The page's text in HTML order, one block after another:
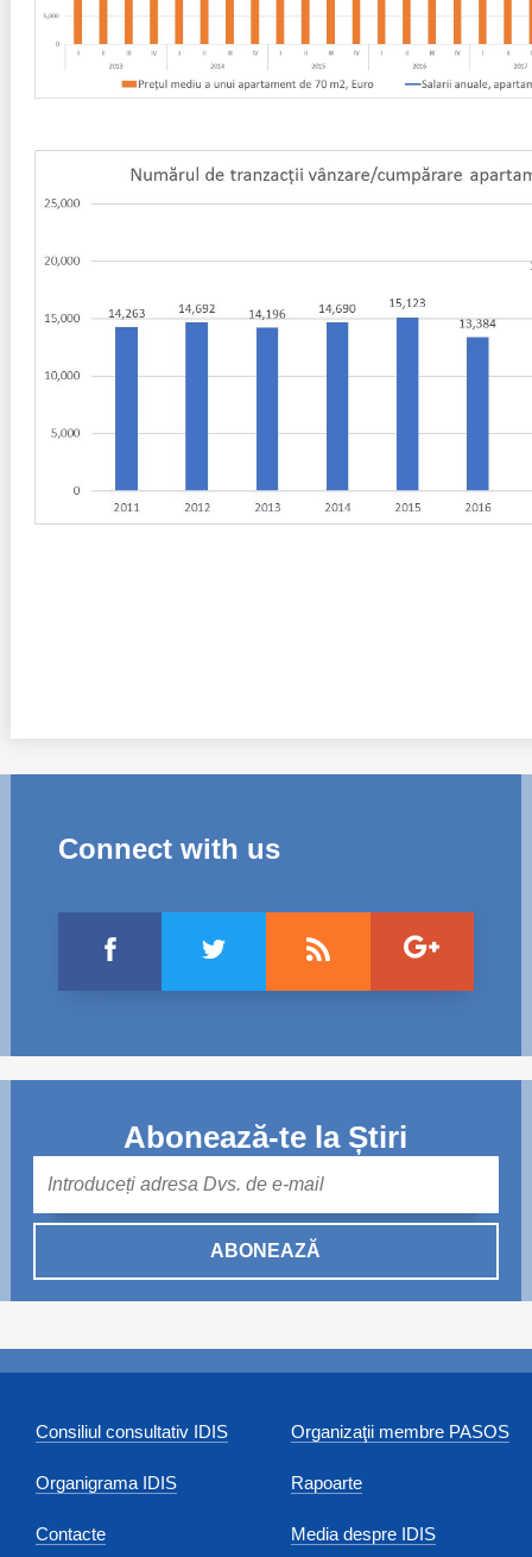
Connect with us
Abonează-te la Știri
ABONEAZĂ
Consiliul consultativ IDIS
Organigrama IDIS
Contacte
Organizaţii membre PASOS
Rapoarte
Media despre IDIS